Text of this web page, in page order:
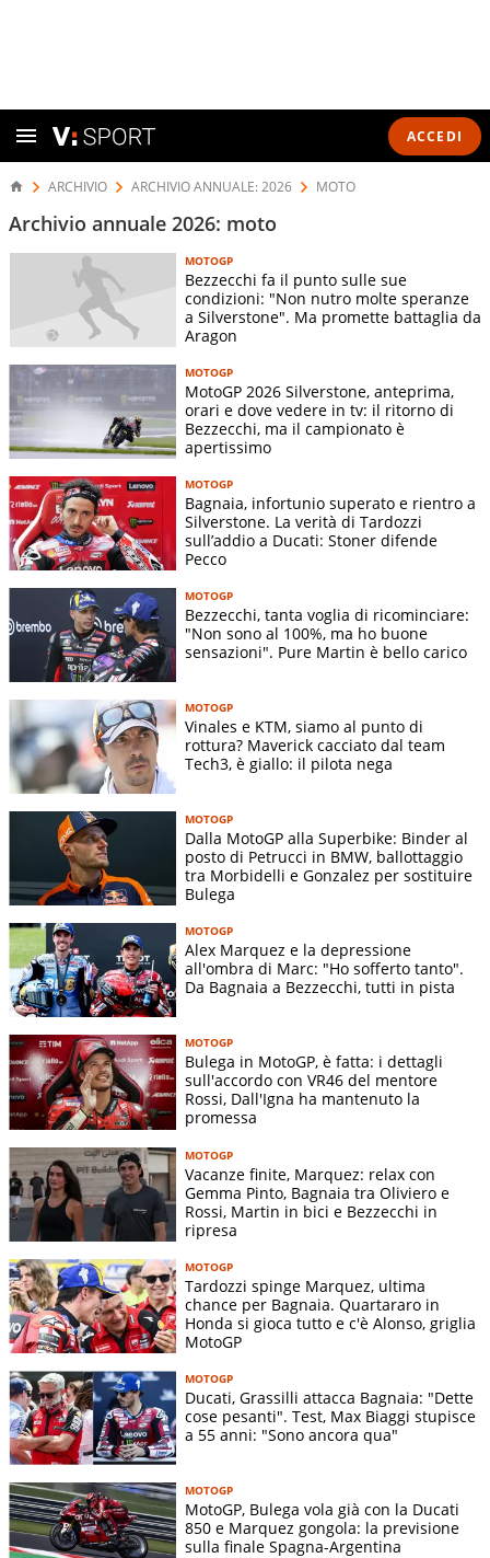
ACCEDI
ARCHIVIO ARCHIVIO ANNUALE: 2026 MOTO
Archivio annuale 2026: moto
MOTOGP
Bezzecchi fa il punto sulle sue
condizioni: "Non nutro molte speranze
a Silverstone". Ma promette battaglia da
Aragon
MOTOGP
MotoGP 2026 Silverstone, anteprima,
orari e dove vedere in tv: il ritorno di
Bezzecchi, ma il campionato è
apertissimo
MOTOGP
Bagnaia, infortunio superato e rientro a
Silverstone. La verità di Tardozzi
sull’addio a Ducati: Stoner difende
Pecco
MOTOGP
Bezzecchi, tanta voglia di ricominciare:
"Non sono al 100%, ma ho buone
sensazioni". Pure Martin è bello carico
MOTOGP
Vinales e KTM, siamo al punto di
rottura? Maverick cacciato dal team
Tech3, è giallo: il pilota nega
MOTOGP
Dalla MotoGP alla Superbike: Binder al
posto di Petrucci in BMW, ballottaggio
tra Morbidelli e Gonzalez per sostituire
Bulega
MOTOGP
Alex Marquez e la depressione
all'ombra di Marc: "Ho sofferto tanto".
Da Bagnaia a Bezzecchi, tutti in pista
MOTOGP
Bulega in MotoGP, è fatta: i dettagli
sull'accordo con VR46 del mentore
Rossi, Dall'Igna ha mantenuto la
promessa
MOTOGP
Vacanze finite, Marquez: relax con
Gemma Pinto, Bagnaia tra Oliviero e
Rossi, Martin in bici e Bezzecchi in
ripresa
MOTOGP
Tardozzi spinge Marquez, ultima
chance per Bagnaia. Quartararo in
Honda si gioca tutto e c'è Alonso, griglia
MotoGP
MOTOGP
Ducati, Grassilli attacca Bagnaia: "Dette
cose pesanti". Test, Max Biaggi stupisce
a 55 anni: "Sono ancora qua"
MOTOGP
MotoGP, Bulega vola già con la Ducati
850 e Marquez gongola: la previsione
sulla finale Spagna-Argentina